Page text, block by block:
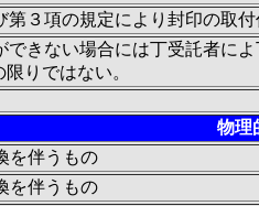
第３項の規定により封印の取
ない場合には丁受託者によ
りではない。
物
を伴うもの
を伴うもの